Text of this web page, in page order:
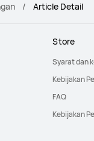
Article Detail
Store
Syarat dan
Kebijakan
FAQ
Kebijakan